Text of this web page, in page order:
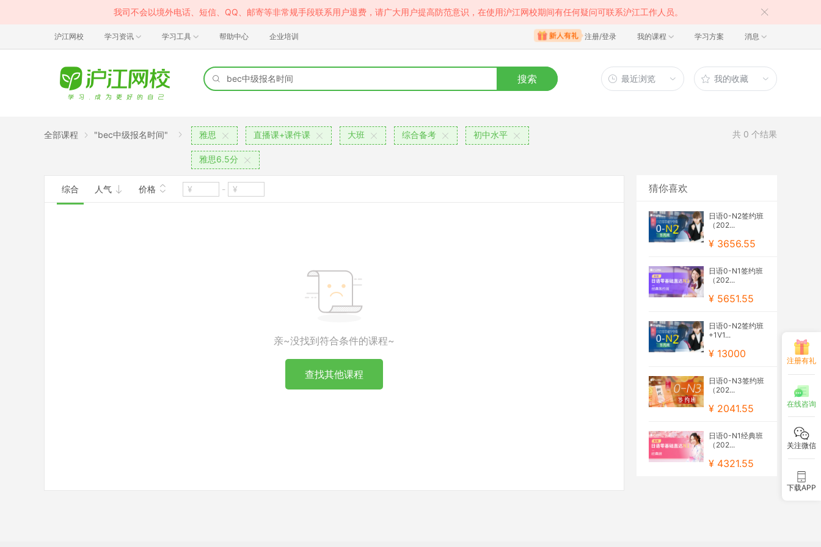
我司不会以境外电话、短信、QQ、邮寄等非常规手段联系用户退费，请广大用户提高防范意识，在使用沪江网校期间有任何疑问可联系沪江工作人员。
沪江网校 学习资讯 学习工具 帮助中心 企业培训 注册/登录 我的课程 学习方案 消息
搜索 最近浏览 我的收藏
全部课程 "bec中级报名时间" 雅思 直播课+课件课 大班 综合备考 初中水平
雅思6.5分
共 0 个结果
综合 人气 价格 -
亲~没找到符合条件的课程~
查找其他课程
猜你喜欢
日语0-N2签约班
（202...
¥ 3656.55
日语0-N1签约班
（202...
¥ 5651.55
日语0-N2签约班
+1V1...
¥ 13000
日语0-N3签约班
（202...
¥ 2041.55
日语0-N1经典班
（202...
¥ 4321.55
注册有礼
在线咨询
关注微信
下载APP